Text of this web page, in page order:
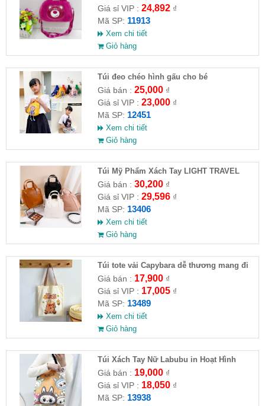
Giá sỉ VIP : 24,892₫
Mã SP: 11913
Xem chi tiết
Giỏ hàng
Túi đeo chéo hình gấu cho bé
Giá bán : 25,000₫
Giá sỉ VIP : 23,000₫
Mã SP: 12451
Xem chi tiết
Giỏ hàng
Túi Mỹ Phẩm Xách Tay LIGHT TRAVEL
Giá bán : 30,200₫
Giá sỉ VIP : 29,596₫
Mã SP: 13406
Xem chi tiết
Giỏ hàng
Túi tote vải Capybara dễ thương mang đi
học, đi chơi, đi làm
Giá bán : 17,900₫
Giá sỉ VIP : 17,005₫
Mã SP: 13489
Xem chi tiết
Giỏ hàng
Túi Xách Tay Nữ Labubu in Hoạt Hình
Giá bán : 19,000₫
Giá sỉ VIP : 18,050₫
Mã SP: 13938